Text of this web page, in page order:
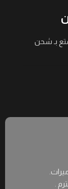
واستمتع بـ شحن
.